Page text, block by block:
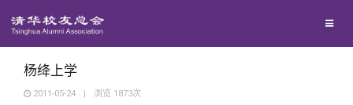
杨绛上学
2011-05-24 | 浏览 1873次